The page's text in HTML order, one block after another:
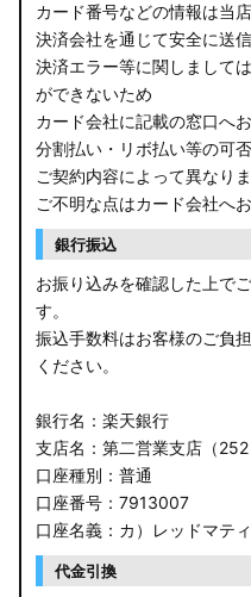
カード番号などの情報は当
決済会社を通じて安全に送信
決済エラー等に関しまして
ができないため
カード会社に記載の窓口へ
分割払い・リボ払い等の可
ご契約内容によって異なりま
ご不明な点はカード会社へ
銀行振込
お振り込みを確認した上で
す。
振込手数料はお客様のご負
ください。
銀行名：楽天銀行
支店名：第二営業支店（252
口座種別：普通
口座番号：7913007
口座名義：カ）レッドマテ
代金引換